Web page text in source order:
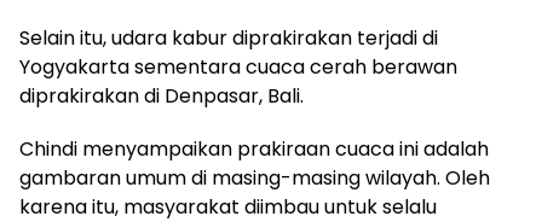
Selain itu, udara kabur diprakirakan terjadi di
Yogyakarta sementara cuaca cerah berawan
diprakirakan di Denpasar, Bali.
Chindi menyampaikan prakiraan cuaca ini adalah
gambaran umum di masing-masing wilayah. Oleh
karena itu, masyarakat diimbau untuk selalu